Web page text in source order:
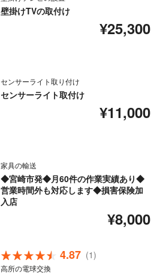
壁掛けTVの取付け
¥25,300
センサーライト取り付け
センサーライト取付け
¥11,000
家具の輸送
◆宮崎市発◆月60件の作業実績あり◆
営業時間外も対応します◆損害保険加
入店
¥8,000
4.87 (1)
高所の電球交換